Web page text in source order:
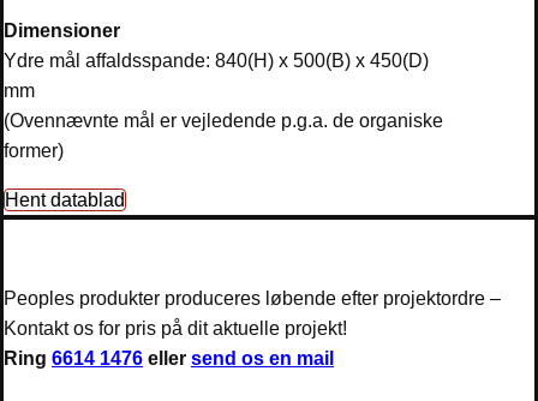
Dimensioner
Ydre mål affaldsspande: 840(H) x 500(B) x 450(D)
mm
(Ovennævnte mål er vejledende p.g.a. de organiske
former)
Hent datablad
Peoples produkter produceres løbende efter projektordre –
Kontakt os for pris på dit aktuelle projekt!
Ring 6614 1476 eller send os en mail